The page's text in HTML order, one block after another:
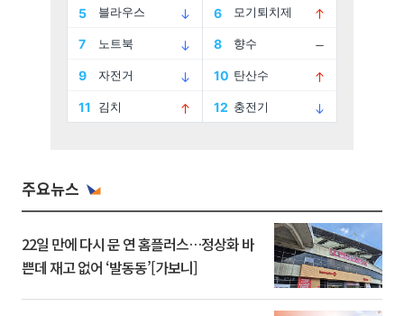
주요뉴스
22일 만에 다시 문 연 홈플러스…정상화 바
쁜데 재고 없어 ‘발동동’[가보니]